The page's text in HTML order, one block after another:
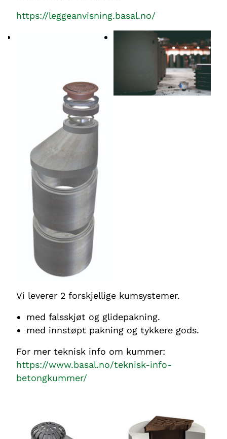
https://leggeanvisning.basal.no/
Vi leverer 2 forskjellige kumsystemer.
med falsskjøt og glidepakning.
med innstøpt pakning og tykkere gods.
For mer teknisk info om kummer:
https://www.basal.no/teknisk-info-
betongkummer/